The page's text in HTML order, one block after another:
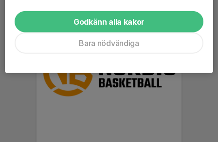
Godkänn alla kakor
Bara nödvändiga